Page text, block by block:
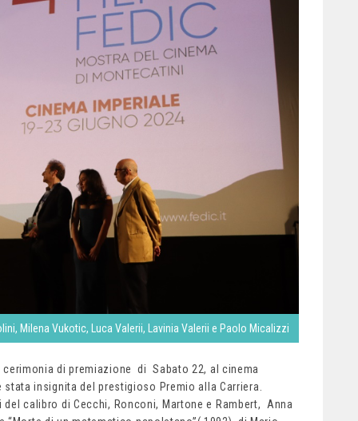
Milena Vukotic, Luca Valerii, Lavinia Valerii e Paolo Micalizzi
di premiazione di Sabato 22, al cinema
stata insignita del prestigioso Premio alla Carriera.
calibro di Cecchi, Ronconi, Martone e Rambert, Anna